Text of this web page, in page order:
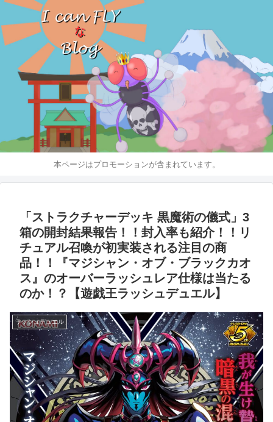
本ページはプロモーションが含まれています。
「ストラクチャーデッキ 黒魔術の儀式」3
箱の開封結果報告！！封入率も紹介！！リ
チュアル召喚が初実装される注目の商
品！！『マジシャン・オブ・ブラックカオ
ス』のオーバーラッシュレア仕様は当たる
のか！？【遊戯王ラッシュデュエル】
ラッシュデュエル